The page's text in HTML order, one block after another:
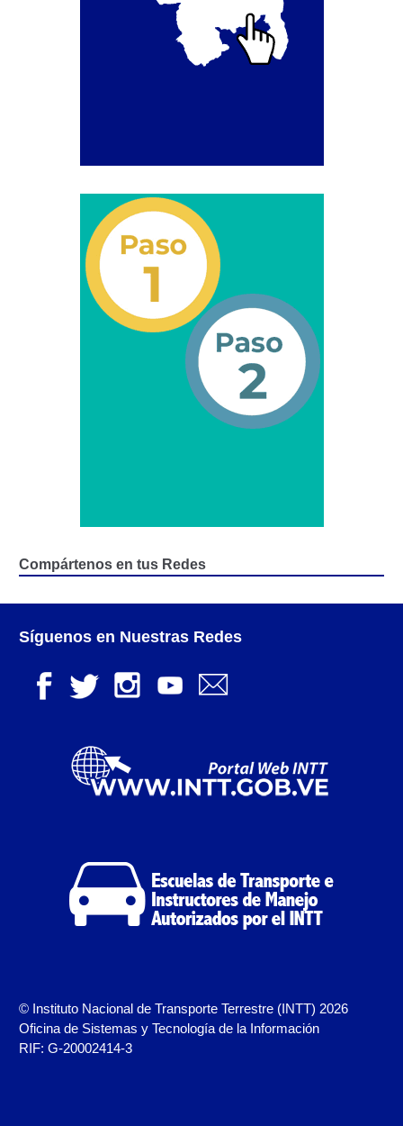
Certificación de Datos de Licencia para Conducir.
Certificación de Datos para Efectos Consulares con
Registro Original de Licencia para Conducir
Segundo Grado (2°) – (Mayores de 18 años).
Registro Original de Licencia para Conducir
Segundo Grado (2°) – (Mayores de 16 años).
Registro Original de Licencia para Conducir Tercer
Grado (3°) – (Mayores de 16 y menores de 18 años).
Licencia para Conducir – Servicio Frecuente
Llamado a Concurso Abierto
Medios Publicitarios
Recaudos y requisitos para cambio de motivo de un
medio publicitario fijo.
para instalación de medio publicitario (valla
publicitaria).
Recaudos y requisitos para instalación o
renovación de medio publicitario fijo.
Noticias
Compártenos en tus Redes
Síguenos en Nuestras Redes
© Instituto Nacional de Transporte Terrestre (INTT) 2026
Oficina de Sistemas y Tecnología de la Información
RIF: G-20002414-3